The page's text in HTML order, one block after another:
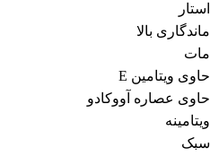
استار
ماندگاری بالا
مات
حاوی ویتامین E
حاوی عصاره آووکادو
ویتامینه
سبک